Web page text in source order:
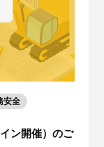
安全
ン開催）のご